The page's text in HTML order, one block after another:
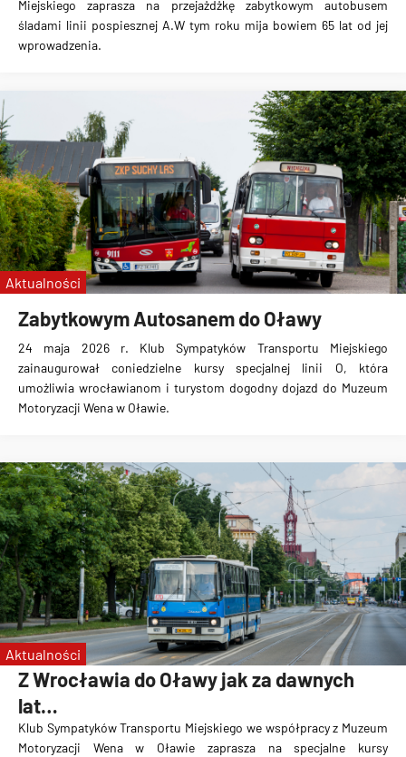
Miejskiego zaprasza na przejażdżkę zabytkowym autobusem
śladami linii pospiesznej A.W tym roku mija bowiem 65 lat od jej
wprowadzenia.
Zabytkowym Autosanem do Oławy
24 maja 2026 r. Klub Sympatyków Transportu Miejskiego
zainaugurował coniedzielne kursy specjalnej linii O, która
umożliwia wrocławianom i turystom dogodny dojazd do Muzeum
Motoryzacji Wena w Oławie.
Aktualności
Z Wrocławia do Oławy jak za dawnych
lat…
Klub Sympatyków Transportu Miejskiego we współpracy z Muzeum
Motoryzacji Wena w Oławie zaprasza na specjalne kursy
Aktualności